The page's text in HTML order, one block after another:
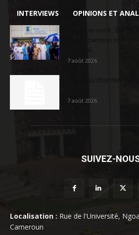
INTERVIEWS OPINIONS ET
7 août 2026
7 août 2026
SUIVEZ-
Localisation : Rue de l'Université,
Cameroun